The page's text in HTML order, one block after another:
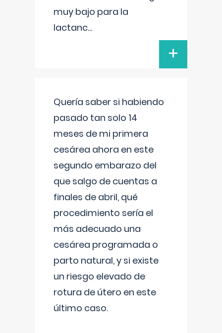
muy bajo para la
lactanc...
+
Quería saber si habiendo
pasado tan solo 14
meses de mi primera
cesárea ahora en este
segundo embarazo del
que salgo de cuentas a
finales de abril, qué
procedimiento sería el
más adecuado una
cesárea programada o
parto natural, y si existe
un riesgo elevado de
rotura de útero en este
último caso.